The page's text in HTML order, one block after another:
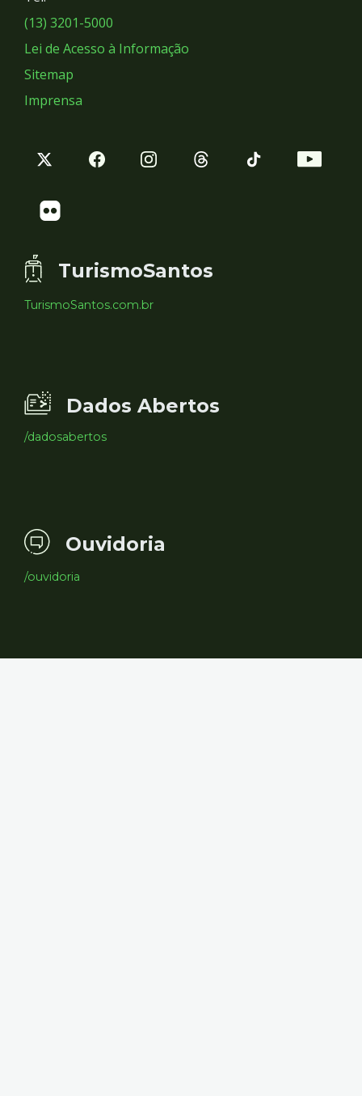
Sociais
(13) 3201-5000
Lei de Acesso à Informação
Sitemap
Imprensa
TurismoSantos
TurismoSantos.com.br
Dados Abertos
/dadosabertos
Ouvidoria
/ouvidoria